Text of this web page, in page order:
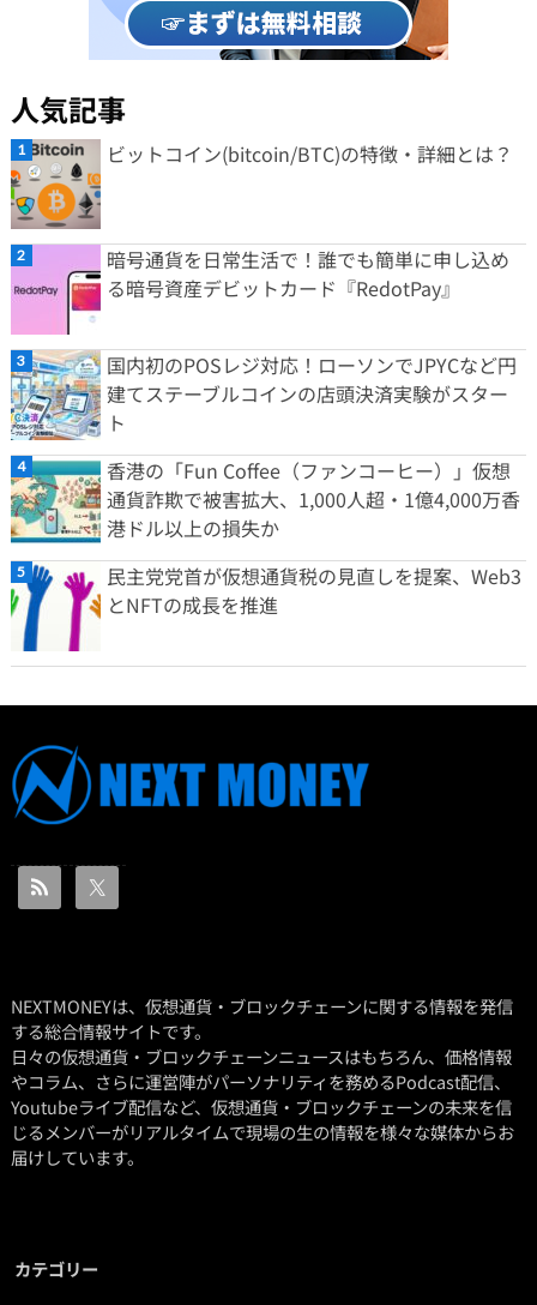
人気記事
ビットコイン(bitcoin/BTC)の特徴・詳細とは？
暗号通貨を日常生活で！誰でも簡単に申し込め
る暗号資産デビットカード『RedotPay』
国内初のPOSレジ対応！ローソンでJPYCなど円
建てステーブルコインの店頭決済実験がスター
ト
香港の「Fun Coffee（ファンコーヒー）」仮想
通貨詐欺で被害拡大、1,000人超・1億4,000万香
港ドル以上の損失か
民主党党首が仮想通貨税の見直しを提案、Web3
とNFTの成長を推進
NEXTMONEYは、仮想通貨・ブロックチェーンに関する情報を発信
する総合情報サイトです。
日々の仮想通貨・ブロックチェーンニュースはもちろん、価格情報
やコラム、さらに運営陣がパーソナリティを務めるPodcast配信、
Youtubeライブ配信など、仮想通貨・ブロックチェーンの未来を信
じるメンバーがリアルタイムで現場の生の情報を様々な媒体からお
届けしています。
カテゴリー